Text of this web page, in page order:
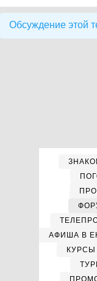
Обсуждение этой
АФИША В
КУРСЫ